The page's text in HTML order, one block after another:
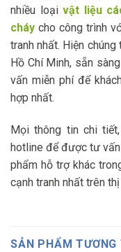
nhiều loạivật liệu
cháy cho công trình
tranh nhất. Hiện
Hồ Chí Minh, sẵn
vấn miễn phí để
hợp nhất.
Mọi thông tin chi
hotline để được tư
phẩm hỗ trợ khác
cạnh tranh nhất trên
SẢN PHẨM TƯƠNG